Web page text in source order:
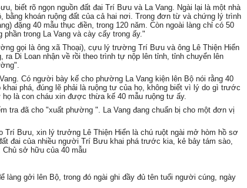
biết rõ ngọn nguồn đất đai Trí Bưu và La Vang. Ngài lại là một nhà
bằng khoán ruộng đất của cả hai nơi. Trong đơn từ và chứng lý trình
đặng 40 mẫu thục điền, trong 120 năm. Còn ngoài làng chỉ có 50
phần trong La Vang và cày cấy trong ấy."
gọi là ông xã Thoại), cựu lý trường Trí Bưu và ông Lê Thiện Hiển
Di Loan nhận về rồi theo trình tự nộp lên tỉnh, tỉnh chuyển lên
Có người bày kế cho phường La Vang kiện lên Bộ nói rằng 40
phá, đúng lẽ phải là ruộng tư của họ, không biết vì lý do gì trước
là con cháu xin được thừa kế 40 mẫu ruộng tư ấy.
tra đã cho "xuất phường ". La Vang đang chuẩn bị cho một đơn vị
Trí Bưu, xin lý trưởng Lê Thiện Hiển là chú ruột ngài mở hòm hồ sơ
đai của nhiều người Trí Bưu khai phá trước kia, kẻ bảy tám sào,
sở hữu của 40 mẫu
làng gởi lên Bộ, trong đó ngài ghi đầy đủ tên tuổi người cúng, ngày